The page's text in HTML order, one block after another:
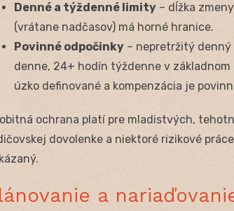
Denné a týždenné limity – dĺžka
(vrátane nadčasov) má horné hranice.
Povinné odpočinky – nepretržitý denný
denne, 24+ hodín týždenne v
úzko definované a kompenzácia je
ochrana platí pre mladistvých,
dovolenke a niektoré rizikové
a